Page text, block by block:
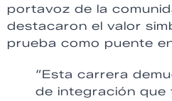
portavoz de la
destacaron el valor
prueba como puente
“Esta carrera
de integración que